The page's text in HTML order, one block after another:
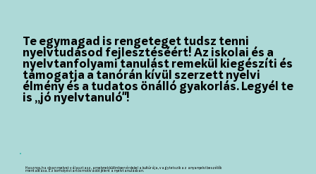
Te egymagad is rengeteget tudsz tenni
nyelvtudásod fejlesztéséért! Az iskolai és a
nyelvtanfolyami tanulást remekül kiegészíti és
támogatja a tanórán kívül szerzett nyelvi
élmény és a tudatos önálló gyakorlás. Legyél te
is „jó nyelvtanuló"!
Hasznos, ha olyan nyelvet választasz, amelynek különösen érdekel a kultúrája, vagy tetszik az anyanyelvi beszélők
mentalitása. Ez komoly és tartós motivációt jelent a nyelvtanulásban.